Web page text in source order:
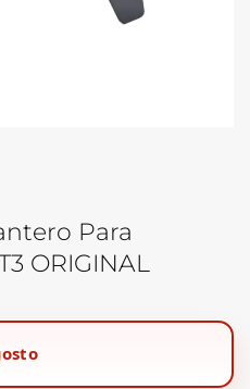
Para
ORIGINAL